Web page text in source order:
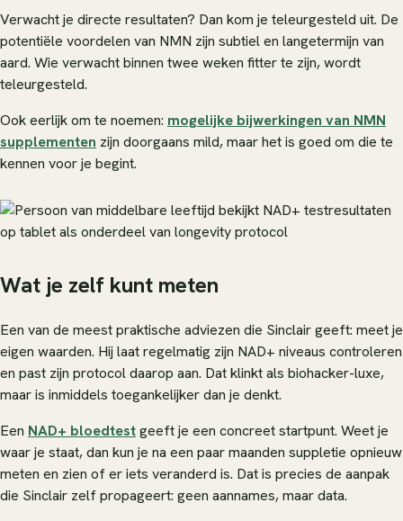
Verwacht je directe resultaten? Dan kom je teleurgesteld uit. De
potentiële voordelen van NMN zijn subtiel en langetermijn van
aard. Wie verwacht binnen twee weken fitter te zijn, wordt
teleurgesteld.
Ook eerlijk om te noemen: mogelijke bijwerkingen van NMN
supplementen zijn doorgaans mild, maar het is goed om die te
kennen voor je begint.
Wat je zelf kunt meten
Een van de meest praktische adviezen die Sinclair geeft: meet je
eigen waarden. Hij laat regelmatig zijn NAD+ niveaus controleren
en past zijn protocol daarop aan. Dat klinkt als biohacker-luxe,
maar is inmiddels toegankelijker dan je denkt.
Een NAD+ bloedtestgeeft je een concreet startpunt. Weet je
waar je staat, dan kun je na een paar maanden suppletie opnieuw
meten en zien of er iets veranderd is. Dat is precies de aanpak
die Sinclair zelf propageert: geen aannames, maar data.